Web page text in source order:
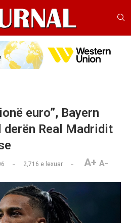
euro”, Bayern
Real Madridit
2,716 e lexuar A+ A-